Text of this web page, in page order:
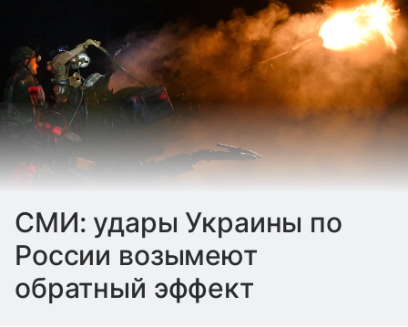
СМИ: удары Украины по
России возымеют
обратный эффект